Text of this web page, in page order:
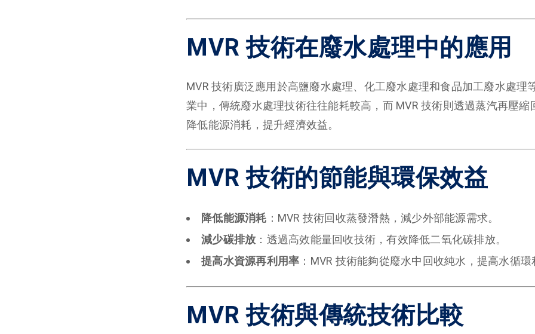
MVR 技術在廢水處理中的應用
MVR 技術廣泛應用於高鹽廢水處理、化工廢水處理和食品加工廢水處理
業中，傳統廢水處理技術往往能耗較高，而 MVR 技術則透過蒸汽再壓縮
降低能源消耗，提升經濟效益。
MVR 技術的節能與環保效益
降低能源消耗 ：MVR 技術回收蒸發潛熱，減少外部能源需求。
減少碳排放 ：透過高效能量回收技術，有效降低二氧化碳排放。
提高水資源再利用率 ：MVR 技術能夠從廢水中回收純水，提高水循環
MVR 技術與傳統技術比較